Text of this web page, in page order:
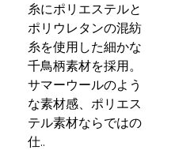
糸にポリエステルと
ポリウレタンの混紡
糸を使用した細かな
千鳥柄素材を採用。
サマーウールのよう
な素材感、ポリエス
テル素材ならではの
仕..